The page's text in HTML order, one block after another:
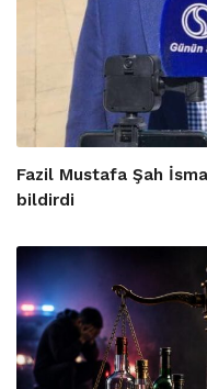
Fazil Mustafa Şah
bildirdi